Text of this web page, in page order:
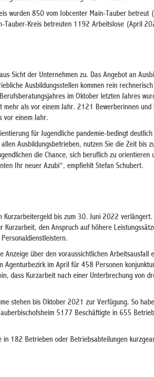
wurden 850 vom Jobcenter Main-Tauber
Tauber-Kreis betreuten 1192 Arbeitslose (April
Sicht der Unternehmen zu. Das Angebot an
Ausbildungsstellen kommen rein
im Oktober letzten Jahres
als vor einem Jahr. 2121 Bewerberinnen und
vor einem Jahr.
für Jugendliche pandemie-bedingt
Ausbildungsbetrieben, nutzen Sie die Zeit bis
die Chance, sich beruflich zu orientieren
Ihr neuer Azubi“, empfiehlt Stefan Schubert.
Kurzarbeitergeld bis zum 30. Juni 2022
den Anspruch auf höhere
Anzeige über den voraussichtlichen Arbeitsausfall
Agenturbezirk im April für 458 Personen
dass Kurzarbeit nach einer Unterbrechung von
stehen bis Oktober 2021 zur Verfügung. So
5177 Beschäftigte in 655
182 Betrieben oder Betriebsabteilungen